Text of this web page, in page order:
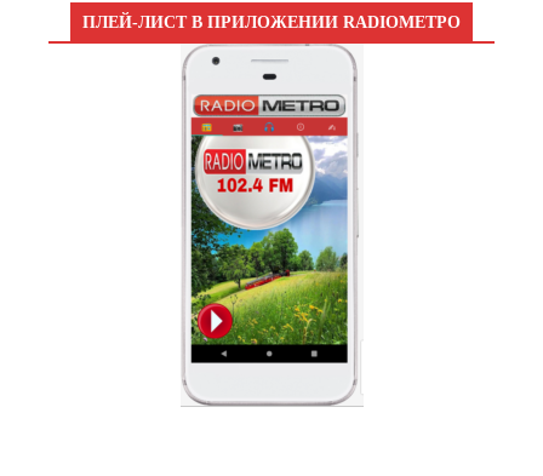
ПЛЕЙ-ЛИСТ В ПРИЛОЖЕНИИ RADIOМЕТРО